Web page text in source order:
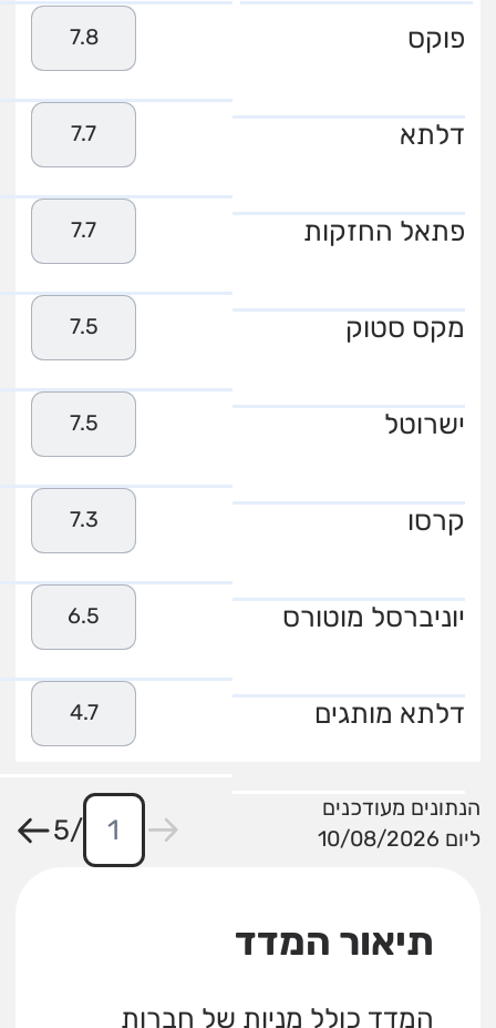
פוקס 7.8
דלתא 7.7
פתאל החזקות 7.7
מקס סטוק 7.5
ישרוטל 7.5
קרסו 7.3
יוניברסל מוטורס 6.5
דלתא מותגים 4.7
הנתונים מעודכנים
ליום 10/08/2026
/
5
תיאור המדד
המדד כולל מניות של חברות